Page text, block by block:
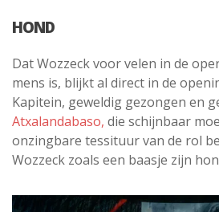
HOND
Dat Wozzeck voor velen in de
mens is, blijkt al direct in de
Kapitein, geweldig gezongen en
Atxalandabaso, die schijnbaar
onzingbare tessituur van de rol
Wozzeck zoals een baasje zijn